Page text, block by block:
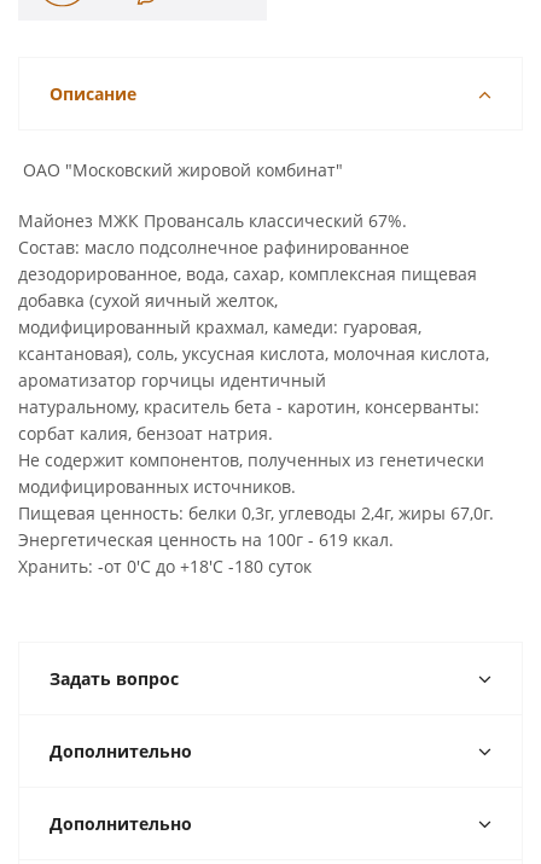
Описание
ОАО "Московский жировой комбинат"
Майонез МЖК Провансаль классический 67%.
Состав: масло подсолнечное рафинированное
дезодорированное, вода, сахар, комплексная пищевая
добавка (сухой яичный желток,
модифицированный крахмал, камеди: гуаровая,
ксантановая), соль, уксусная кислота, молочная кислота,
ароматизатор горчицы идентичный
натуральному, краситель бета - каротин, консерванты:
сорбат калия, бензоат натрия.
Не содержит компонентов, полученных из генетически
модифицированных источников.
Пищевая ценность: белки 0,3г, углеводы 2,4г, жиры 67,0г.
Энергетическая ценность на 100г - 619 ккал.
Хранить: -от 0'C до +18'C -180 суток
Задать вопрос
Дополнительно
Дополнительно